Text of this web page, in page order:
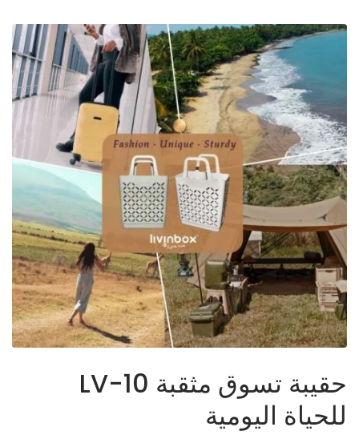
حقيبة تسوق مثقبة LV-10
للحياة اليومية